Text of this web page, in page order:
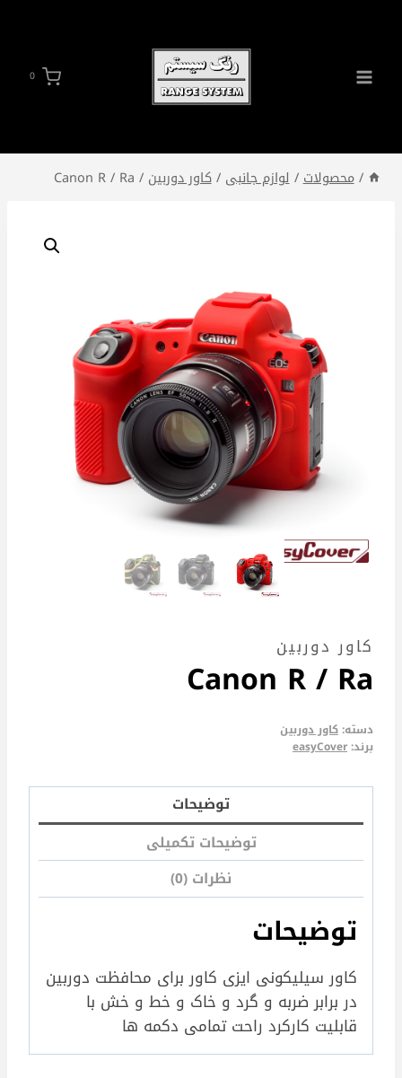
0
/محصولات/لوازم جانبی /کاور دوربین /
Canon R / Ra
کاور دوربین
Canon R / Ra
دسته:کاور دوربین
برند:easyCover
توضیحات
توضیحات تکمیلی
نظرات (0)
توضیحات
کاور سیلیکونی ایزی کاور برای محافظت دوربین
در برابر ضربه و گرد و خاک و خط و خش با
قابلیت کارکرد راحت تمامی دکمه ها